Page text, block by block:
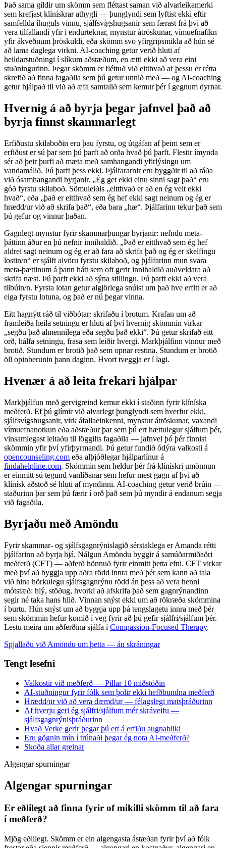
Það sama gildir um skömm sem fléttast saman við alvarleikamerki
sem krefjast klínískrar athygli — þunglyndi sem lyftist ekki eftir
samfellda íhuguls vinnu, sjálfsvígshugsanir sem færast frá því að
vera tilfallandi yfir í endurteknar, mynstur átröskunar, vímuefnafíkn
yfir ákveðnum þröskuldi, eða skömm svo yfirgripsmikla að hún sé
að lama daglega virkni. AI-coaching getur verið hluti af
heildarstuðningi í slíkum aðstæðum, en ætti ekki að vera eini
stuðningurinn. Þegar skömm er fléttuð við eitthvað af þessu er rétta
skrefið að finna fagaðila sem þú getur unnið með — og AI-coaching
getur hjálpað til við að æfa samtalið sem kemur þér í gegnum dyrnar.
Hvernig á að byrja þegar jafnvel það að
byrja finnst skammarlegt
Erfiðustu skilaboðin eru þau fyrstu, og útgáfan af þeim sem er
erfiðust er sú þar sem þú þarft að orða hvað þú þarft. Flestir ímynda
sér að þeir þurfi að mæta með samhangandi yfirlýsingu um
vandamálið. Þú þarft þess ekki. Þjálfararnir eru byggðir til að ráða
við ósamhangandi byrjanir. „Ég get ekki einu sinni sagt það“ eru
góð fyrstu skilaboð. Sömuleiðis „eitthvað er að en ég veit ekki
hvað“, eða „það er eitthvað sem ég hef ekki sagt neinum og ég er
hrædd/ur við að skrifa það“, eða bara „hæ“. Þjálfarinn tekur það sem
þú gefur og vinnur þaðan.
Gagnlegt mynstur fyrir skammarþungar byrjanir: nefndu meta-
þáttinn áður en þú nefnir innihaldið. „Það er eitthvað sem ég hef
aldrei sagt neinum og ég er að fara að skrifa það og ég er skelfingu
lostin/n“ er sjálft alvöru fyrstu skilaboð, og þjálfarinn mun svara
meta-þættinum á þann hátt sem oft gerir innihaldið auðveldara að
skrifa næst. Þú þarft ekki að sýna stillingu. Þú þarft ekki að vera
tilbúin/n. Fyrsta lotan getur algjörlega snúist um það hve erfitt er að
eiga fyrstu lotuna, og það er nú þegar vinna.
Eitt hagnýtt ráð til viðbótar: skrifaðu í brotum. Krafan um að
framleiða heila setningu er hluti af því hvernig skömmin virkar —
„segðu það almennilega eða segðu það ekki“. Þú getur skrifað eitt
orð, hálfa setningu, frasa sem leiðir hvergi. Markþjálfinn vinnur með
brotið. Stundum er brotið það sem opnar restina. Stundum er brotið
öll opinberunin þann daginn. Hvort tveggja er í lagi.
Hvenær á að leita frekari hjálpar
Markþjálfun með gervigreind kemur ekki í staðinn fyrir klíníska
meðferð. Ef þú glímir við alvarlegt þunglyndi sem hverfur ekki,
sjálfsvígshugsanir, virk áfallaeinkenni, mynstur átröskunar, vaxandi
vímuefnanotkun eða aðstæður þar sem þú ert hættulegur sjálfum þér,
vinsamlegast leitaðu til löggilts fagaðila — jafnvel þó þér finnist
skömmin yfir því yfirþyrmandi. Þú getur fundið ódýra valkosti á
opencounseling.com eða alþjóðlegar hjálparlínur á
findahelpline.com. Skömmin sem heldur þér frá klínískri umönnun
er einmitt sú tegund vanlíðanar sem hefur mest gagn af því að
klínísk aðstoð sé hluti af myndinni. AI-coaching getur verið brúin —
staðurinn þar sem þú færir í orð það sem þú myndir á endanum segja
við fagaðila.
Byrjaðu með Amöndu
Fyrir skammar- og sjálfsgagnrýnislagið sérstaklega er Amanda rétti
þjálfarinn að byrja hjá. Nálgun Amöndu byggir á samúðarmiðaðri
meðferð (CFT) — aðferð hönnuð fyrir einmitt þetta efni. CFT virkar
með því að byggja upp aðra rödd innra með þér sem kann að tala
við hina hörkulegu sjálfsgagnrýnu rödd án þess að vera henni
mótstæð: hlý, stöðug, hvorki að afskrifa það sem gagnrýnandinn
segir né taka hans hlið. Vinnan snýst ekki um að rökræða skömmina
í burtu. Hún snýst um að byggja upp þá tengslagetu innra með þér
sem skömmin hefur komið í veg fyrir að þú gefir sjálfri/sjálfum þér.
Lestu meira um aðferðina sjálfa íCompassion-Focused Therapy.
Spjallaðu við Amöndu um þetta — án skráningar
Tengt lesefni
Valkostir við meðferð — Pillar 10 miðstöðin
AI-stuðningur fyrir fólk sem þolir ekki hefðbundna meðferð
Hrædd/ur við að vera dæmd/ur — félagslegi matsþráðurinn
Af hverju geri ég sjálfri/sjálfum mér skráveifu —
sjálfsgagnrýnisþráðurinn
Hvað Verke gerir þegar þú ert á erfiðu augnabliki
Eru gögnin mín í trúnaði þegar ég nota AI-meðferð?
Skoða allar greinar
Algengar spurningar
Algengar spurningar
Er eðlilegt að finna fyrir of mikilli skömm til að fara
í meðferð?
Mjög eðlilegt. Skömm er ein algengasta ástæðan fyrir því að fólk